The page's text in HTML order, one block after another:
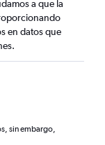
a que la
en datos que
sin embargo,